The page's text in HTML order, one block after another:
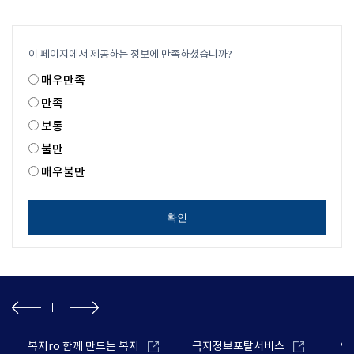
이 페이지에서 제공하는 정보에 만족하셨습니까?
매우만족
만족
보통
불만
매우불만
확인
복지ro 함께 만드는 복지 극지정보포탈서비스 안